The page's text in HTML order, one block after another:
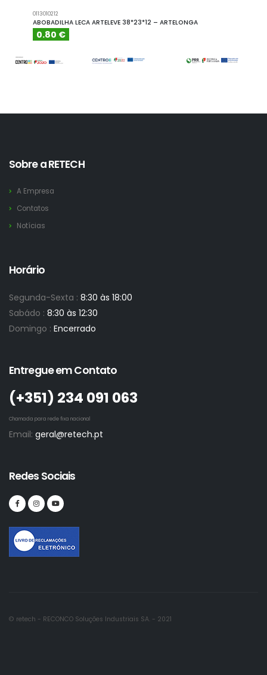
0113010212
ABOBADILHA LECA ARTELEVE 38*23*12 – ARTELONGA
0.80 €
Sobre a RETECH
A Empresa
Contatos
Notícias
Horário
Segunda-Sexta : 8:30 às 18:00
Sabádo : 8:30 às 12:30
Domingo : Encerrado
Entregue em Contato
(+351)­ 234 091 063
Chamada para rede fixa nacional
Email: geral@retech.pt
Redes Sociais
© retech - RECONCO Soluções Industriais SA. - 2021